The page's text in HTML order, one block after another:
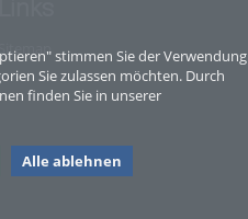
stimmen Sie der Verwendung
Sie zulassen möchten. Durch
finden Sie in unserer
Alle ablehnen
Sitemap